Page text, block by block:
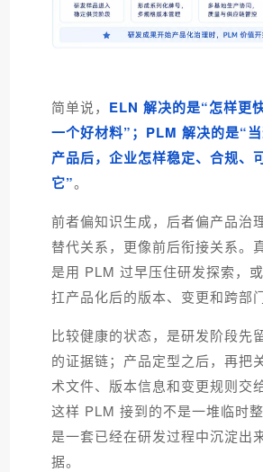
简单说， ELN 解决的是“怎样更
一个好材料”；PLM 解决的是“
产品后，企业怎样稳定、合规、
它”。
前者偏知识生成，后者偏产品治
替代关系，更像前后衔接关系。
是用 PLM 过早压住研发探索，
扛产品化后的版本、变更和跨部
比较健康的状态，是研发阶段先
的证据链；产品定型之后，再把
术文件、版本信息和变更规则交
这样 PLM 接到的不是一堆临时
是一套已经在研发过程中沉淀出
据。